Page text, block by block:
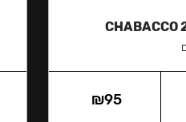
CHABACCO
₪95